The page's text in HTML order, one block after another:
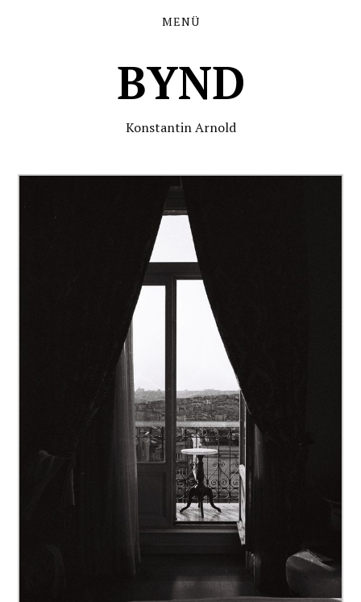
MENÜ
BYND
Konstantin Arnold